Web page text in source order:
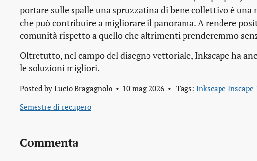
portare sulle spalle una spruzzatina di bene collettivo è una
che può contribuire a migliorare il panorama. A rendere
comunità rispetto a quello che altrimenti prenderemmo
Oltretutto, nel campo del disegno vettoriale, Inkscape ha
le soluzioni migliori.
Posted by Lucio Bragagnolo 10 mag 2026 Tags: Inkscape Inscape
Semestre di recupero
Commenta